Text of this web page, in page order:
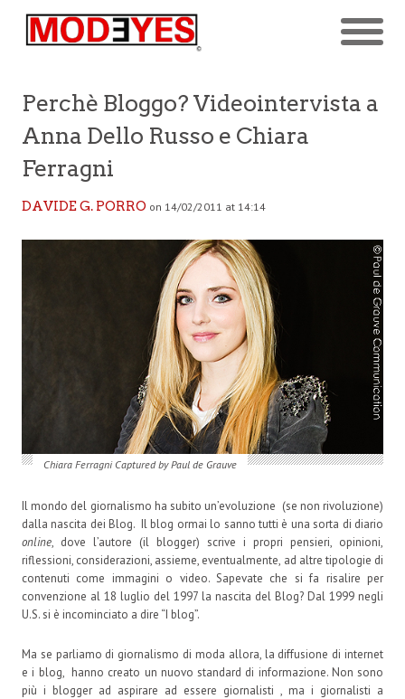
Perchè Bloggo? Videointervista a
Anna Dello Russo e Chiara
Ferragni
DAVIDE G. PORRO on 14/02/2011 at 14:14
Chiara Ferragni Captured by Paul de Grauve
Il mondo del giornalismo ha subito un’evoluzione (se non rivoluzione)
dalla nascita dei Blog. Il blog ormai lo sanno tutti è una sorta di diario
online, dove l’autore (il blogger) scrive i propri pensieri, opinioni,
riflessioni, considerazioni, assieme, eventualmente, ad altre tipologie di
contenuti come immagini o video. Sapevate che si fa risalire per
convenzione al 18 luglio del 1997 la nascita del Blog? Dal 1999 negli
U.S. si è incominciato a dire “I blog”.
Ma se parliamo di giornalismo di moda allora, la diffusione di internet
e i blog, hanno creato un nuovo standard di informazione. Non sono
più i blogger ad aspirare ad essere giornalisti , ma i giornalisti a